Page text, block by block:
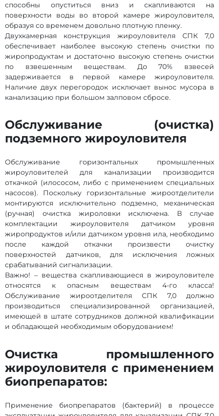
способны опуститься вниз и скапливаются на
поверхности воды во второй камере жироуловителя,
образуя со временем довольно плотную пленку.
Двухкамерная конструкция жироуловителя СПК 7,0
обеспечивает наиболее высокую степень очистки по
жиропродуктам и достаточно высокую степень очистки
по взвешенным веществам. До 70% взвесей
задерживается в первой камере жироуловителя.
Наличие двух перегородок исключает вынос мусора в
канализацию при большом залповом сбросе.
Обслуживание (очистка)
подземного жироуловителя
Обслуживание горизонтальных промышленных
жироуловителей для канализации производится
откачкой (илососом, либо с применением специальных
насосов). Поскольку горизонтальные жироотделители
монтируются исключительно подземно, механическая
(ручная) очистка жироловки исключена. В случае
комплектации жироуловителя датчиком уровня
жиропродуктов и/или датчиком уровня ила, необходимо
после каждой откачки произвести очистку
поверхностей датчиков, для исключения ложных
срабатываний сигнализации.
Важно! – вещества скапливающиеся в жироуловителе
относятся к опасным веществам 4-го класса!
Обслуживание жироотделителя СПК 7,0 должно
производиться специализированной организацией,
имеющей в штате сотрудников должной квалификации
и обладающей необходимым оборудованием!
Очистка промышленного
жироуловителя с применением
биопрепаратов:
Применение биопрепаратов (бактерий) в процессе